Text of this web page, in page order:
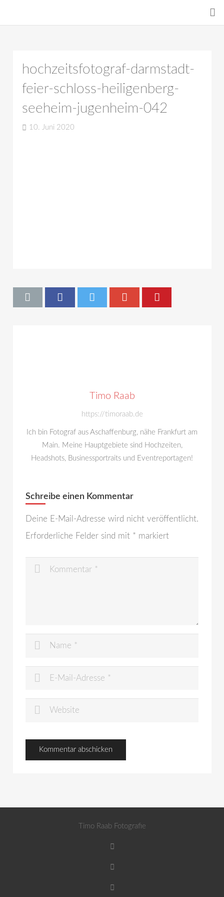
hochzeitsfotograf-darmstadt-
feier-schloss-heiligenberg-
seeheim-jugenheim-042
10. Juni 2020
Timo Raab
https://timoraab.de
Ich bin Fotograf aus Aschaffenburg, nähe Frankfurt am
Main. Meine Hauptgebiete sind Hochzeiten,
Headshots, Businessportraits und Eventreportagen!
Schreibe einen Kommentar
Deine E-Mail-Adresse wird nicht veröffentlicht.
Erforderliche Felder sind mit * markiert
Timo Raab Fotografie